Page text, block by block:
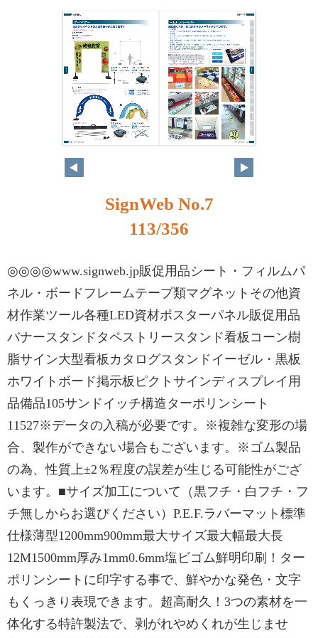
SignWeb No.7
113/356
◎◎◎◎www.signweb.jp販促用品シート・フィルムパ
ネル・ボードフレームテープ類マグネットその他資
材作業ツール各種LED資材ポスターパネル販促用品
バナースタンドタペストリースタンド看板コーン樹
脂サイン大型看板カタログスタンドイーゼル・黒板
ホワイトボード掲示板ピクトサインディスプレイ用
品備品105サンドイッチ構造ターポリンシート
11527※データの入稿が必要です。※複雑な変形の場
合、製作ができない場合もございます。※ゴム製品
の為、性質上±2％程度の誤差が生じる可能性がござ
います。■サイズ加工について（黒フチ・白フチ・フ
チ無しからお選びください）P.E.F.ラバーマット標準
仕様薄型1200mm900mm最大サイズ最大幅最大長
12M1500mm厚み1mm0.6mm塩ビゴム鮮明印刷！ター
ポリンシートに印字する事で、鮮やかな発色・文字
もくっきり表現できます。超高耐久！3つの素材を一
体化する特許製法で、剥がれやめくれが生じませ